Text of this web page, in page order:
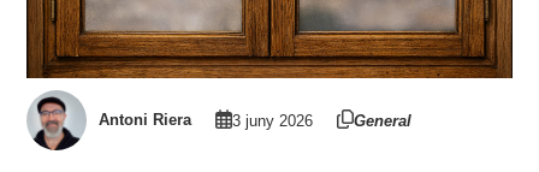
Antoni Riera 3 juny 2026 General